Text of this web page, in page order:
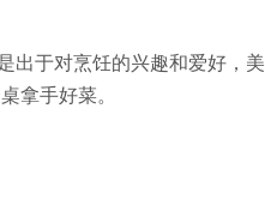
出于对烹饪的兴趣和爱好，美
拿手好菜。